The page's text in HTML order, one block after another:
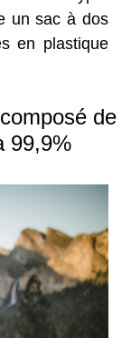
un sac à dos
en plastique
de
99,9%